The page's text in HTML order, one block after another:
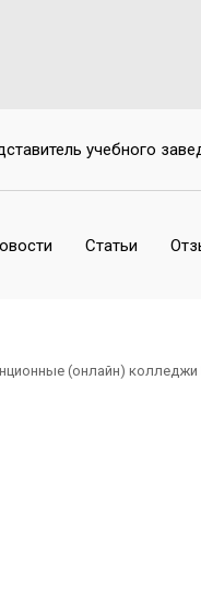
учебного
Статьи
(онлайн) колледжи